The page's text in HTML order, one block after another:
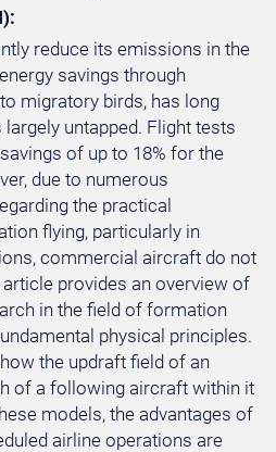
reduce its emissions in the
savings through
migratory birds, has long
untapped. Flight tests
of up to 18% for the
due to numerous
the practical
flying, particularly in
commercial aircraft do not
provides an overview of
in the field of formation
physical principles.
the updraft field of an
of a following aircraft within it
models, the advantages of
airline operations are